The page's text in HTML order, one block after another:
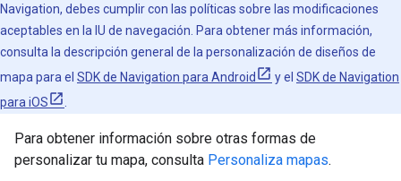
Navigation, debes cumplir con las políticas sobre las modificaciones
aceptables en la IU de navegación. Para obtener más información,
consulta la descripción general de la personalización de diseños de
mapa para el SDK de Navigation para Android y el SDK de Navigation
para iOS
Para obtener información sobre otras formas de
personalizar tu mapa, consulta Personaliza mapas.